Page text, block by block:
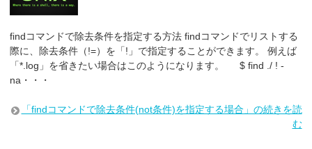
findコマンドで除去条件を指定する方法 findコマンドでリストする
際に、除去条件（!=）を「!」で指定することができます。 例えば
「*.log」を省きたい場合はこのようになります。 $ find ./ ! -
na・・・
「findコマンドで除去条件(not条件)を指定する場合」の続きを読
む